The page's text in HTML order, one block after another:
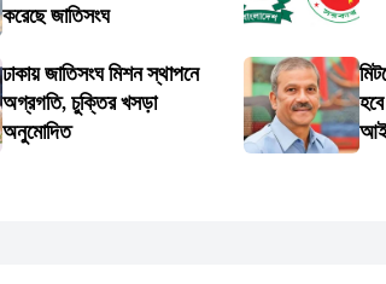
করেছে জাতিসংঘ
ঢাকায় জাতিসংঘ মিশন স্থাপনে
অগ্রগতি, চুক্তির খসড়া
অনুমোদিত